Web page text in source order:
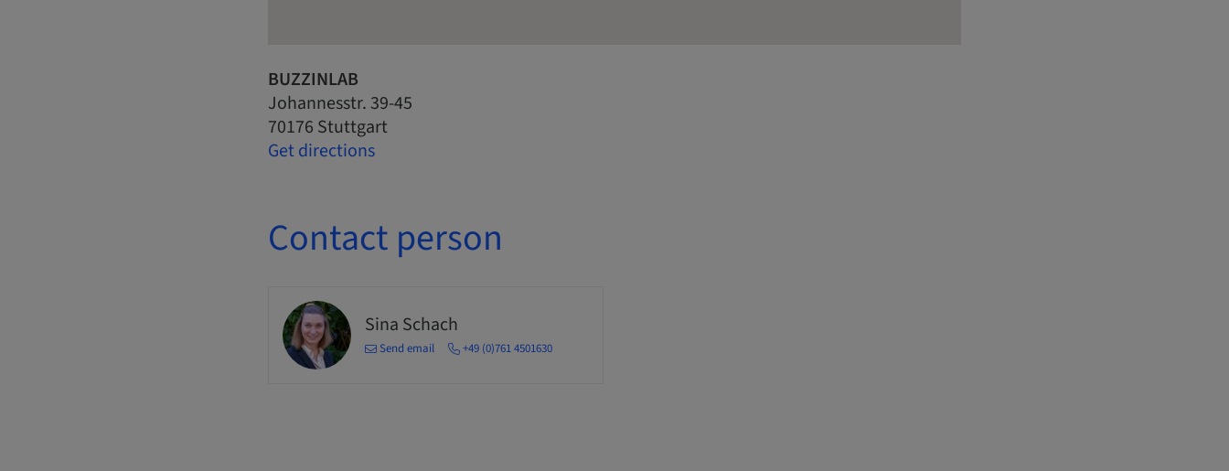
BUZZINLAB
Johannesstr. 39-45
70176 Stuttgart
Get directions
Contact person
Sina Schach
Send email +49 (0)761 4501630